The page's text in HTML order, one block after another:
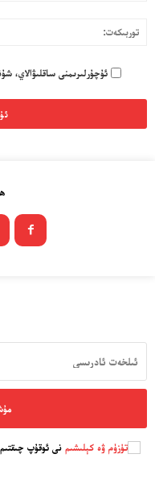
مۇنبەر
ئۇچۇرلىرىمنى ساقلىۋالاي،
تۈزۈم ۋە كېلىشىم نى ئوقۇپ